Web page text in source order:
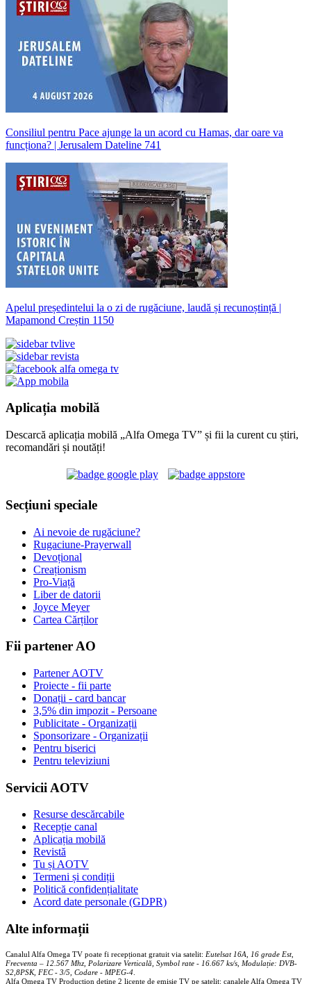
Consiliul pentru Pace ajunge la un acord cu Hamas, dar oare va
funcționa? | Jerusalem Dateline 741
Apelul președintelui la o zi de rugăciune, laudă și recunoștință |
Mapamond Creștin 1150
Aplicația mobilă
Descarcă aplicația mobilă „Alfa Omega TV” și fii la curent cu știri,
recomandări și noutăți!
Secțiuni speciale
Ai nevoie de rugăciune?
Rugaciune-Prayerwall
Devoțional
Creaționism
Pro-Viață
Liber de datorii
Joyce Meyer
Cartea Cărților
Fii partener AO
Partener AOTV
Proiecte - fii parte
Donații - card bancar
3,5% din impozit - Persoane
Publicitate - Organizații
Sponsorizare - Organizații
Pentru biserici
Pentru televiziuni
Servicii AOTV
Resurse descărcabile
Recepție canal
Aplicația mobilă
Revistă
Tu și AOTV
Termeni și condiții
Politică confidențialitate
Acord date personale (GDPR)
Alte informații
Canalul Alfa Omega TV poate fi recepționat gratuit via satelit: Eutelsat 16A, 16 grade Est,
Frecventa – 12.567 Mhz, Polarizare Verticală, Symbol rate - 16.667 ks/s, Modulație: DVB-
S2,8PSK, FEC - 3/5, Codare - MPEG-4
Alfa Omega TV Production deține 2 licențe de emisie TV pe satelit: canalele Alfa Omega TV